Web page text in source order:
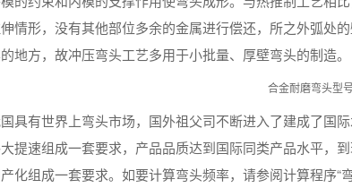
情形，没有其他部位多余的金属进行偿还，所之外弧处
地方，故冲压弯头工艺多用于小批量、厚壁弯头的制造。
具有世界上弯头市场，国外祖父司不断进入了建成了国
提速组成一套要求，产品品质达到国际同类产品水平，
化组成一套要求。如要计算弯头频率，请参阅计算程序